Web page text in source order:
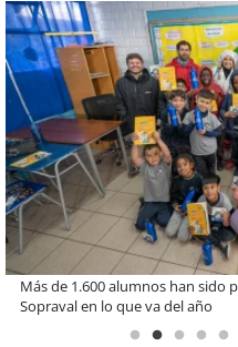
Estudiantes de la UCN
operación de Ultraport Coquimbo